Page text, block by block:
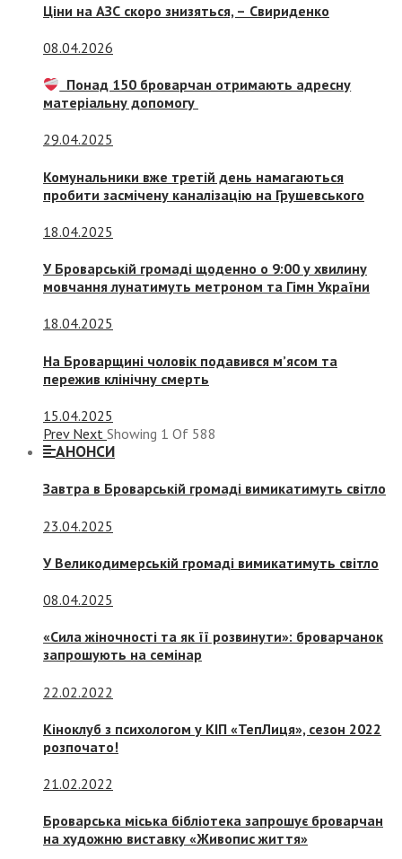
Ціни на АЗС скоро знизяться, – Свириденко
08.04.2026
Понад 150 броварчан отримають адресну
матеріальну допомогу
29.04.2025
Комунальники вже третій день намагаються
пробити засмічену каналізацію на Грушевського
18.04.2025
У Броварській громаді щоденно о 9:00 у хвилину
мовчання лунатимуть метроном та Гімн України
18.04.2025
На Броварщині чоловік подавився м’ясом та
пережив клінічну смерть
15.04.2025
Prev Next Showing 1 Of 588
АНОНСИ
Завтра в Броварській громаді вимикатимуть світло
23.04.2025
У Великодимерській громаді вимикатимуть світло
08.04.2025
«Сила жіночності та як її розвинути»: броварчанок
запрошують на семінар
22.02.2022
Кіноклуб з психологом у КІП «ТепЛиця», сезон 2022
розпочато!
21.02.2022
Броварська міська бібліотека запрошує броварчан
на художню виставку «Живопис життя»